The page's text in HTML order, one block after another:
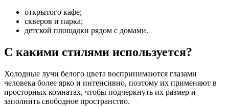
открытого кафе;
скверов и парка;
детской площадки рядом с домами.
С какими стилями используется?
Холодные лучи белого цвета воспринимаются глазами
человека более ярко и интенсивно, поэтому их применяют в
просторных комнатах, чтобы подчеркнуть их размер и
заполнить свободное пространство.